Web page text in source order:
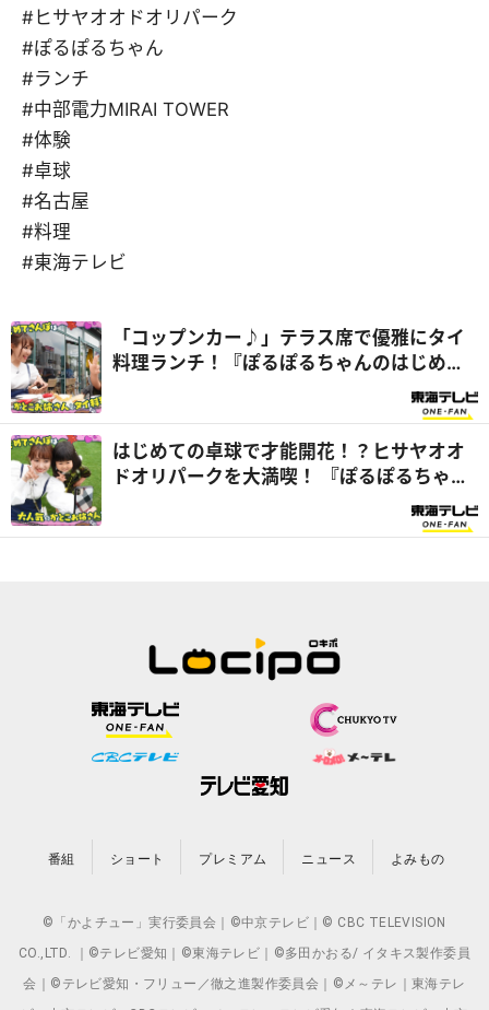
#ヒサヤオオドオリパーク
#ぽるぽるちゃん
#ランチ
#中部電力MIRAI TOWER
#体験
#卓球
#名古屋
#料理
#東海テレビ
「コップンカー♪」テラス席で優雅にタイ
料理ランチ！『ぽるぽるちゃんのはじめて
はじめての卓球で才能開花！？ヒサヤオオ
ドオリパークを大満喫！ 『ぽるぽるちゃん
番組 ショート プレミアム ニュース よみもの
©「かよチュー」実行委員会｜©中京テレビ｜© CBC TELEVISION
CO.,LTD. ｜©テレビ愛知｜©東海テレビ｜©多田かおる/ イタキス製作委員
会｜©テレビ愛知・フリュー／徹之進製作委員会｜©メ～テレ｜東海テレ